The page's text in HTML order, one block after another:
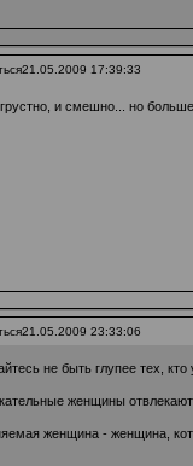
21.05.2009 17:39:33
и смешно... но больше
21.05.2009 23:33:06
не быть глупее тех, кто
женщины отвлекают.
женщина - женщина,